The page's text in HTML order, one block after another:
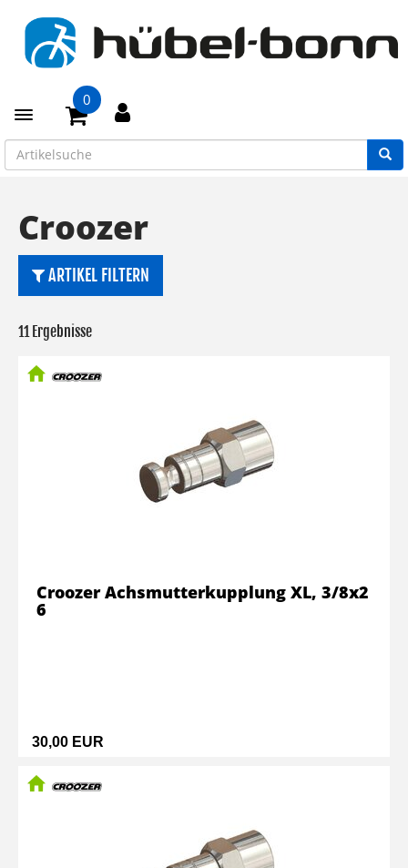
Toggle navigation
0
Croozer
ARTIKEL FILTERN
11 Ergebnisse
30,00 EUR
Croozer Achsmutterkupplung XL, 3/8x2
6